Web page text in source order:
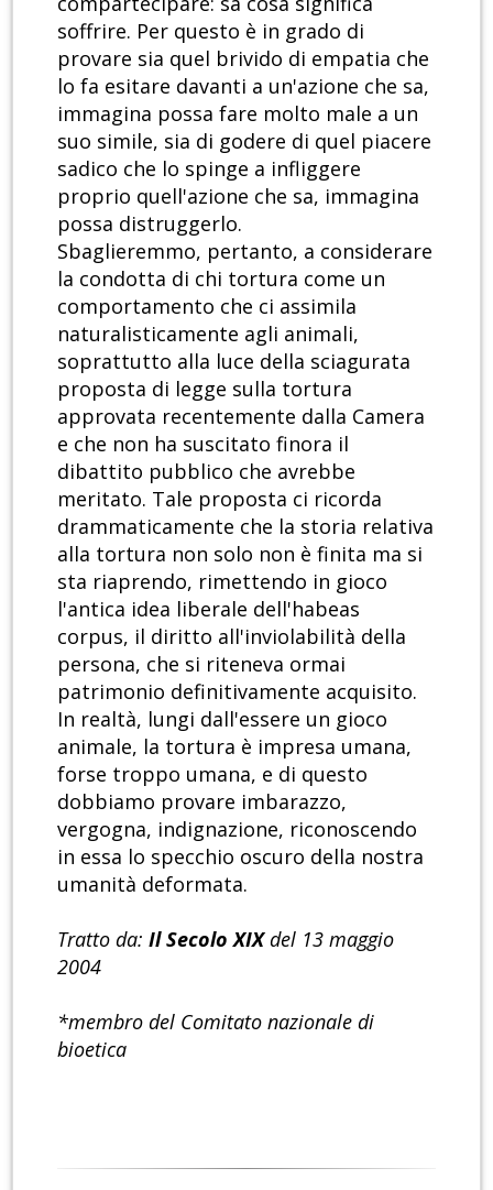
soffrire. Per questo è in grado di
provare sia quel brivido di empatia che
lo fa esitare davanti a un'azione che sa,
immagina possa fare molto male a un
suo simile, sia di godere di quel piacere
sadico che lo spinge a infliggere
proprio quell'azione che sa, immagina
possa distruggerlo.
Sbaglieremmo, pertanto, a considerare
la condotta di chi tortura come un
comportamento che ci assimila
naturalisticamente agli animali,
soprattutto alla luce della sciagurata
proposta di legge sulla tortura
approvata recentemente dalla Camera
e che non ha suscitato finora il
dibattito pubblico che avrebbe
meritato. Tale proposta ci ricorda
drammaticamente che la storia relativa
alla tortura non solo non è finita ma si
sta riaprendo, rimettendo in gioco
l'antica idea liberale dell'habeas
corpus, il diritto all'inviolabilità della
persona, che si riteneva ormai
patrimonio definitivamente acquisito.
In realtà, lungi dall'essere un gioco
animale, la tortura è impresa umana,
forse troppo umana, e di questo
dobbiamo provare imbarazzo,
vergogna, indignazione, riconoscendo
in essa lo specchio oscuro della nostra
umanità deformata.
Tratto da: Il Secolo XIXdel 13 maggio
2004
*membro del Comitato nazionale di
bioetica